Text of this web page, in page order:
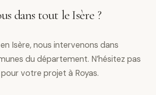
dans tout le Isère ?
Isère, nous intervenons dans
du département. N’hésitez pas
votre projet à Royas.